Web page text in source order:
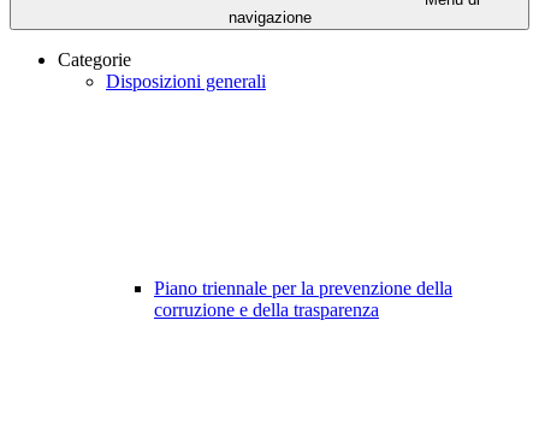
navigazione
Categorie
Disposizioni generali
Piano triennale per la prevenzione della
corruzione e della trasparenza